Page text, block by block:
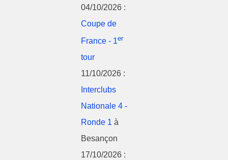
04/10/2026 :
Coupe de
France - 1er
tour
11/10/2026 :
Interclubs
Nationale 4 -
Ronde 1 à
Besançon
17/10/2026 :